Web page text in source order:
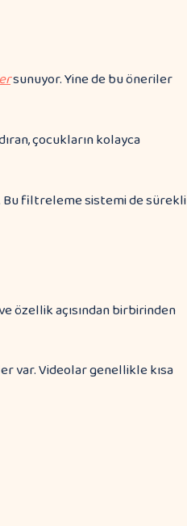
sunuyor. Yine de bu öneriler
çocukların kolayca
filtreleme sistemi de sürekli
özellik açısından birbirinden
var. Videolar genellikle kısa